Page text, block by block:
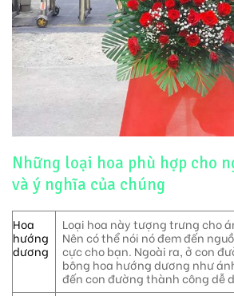
Những loại hoa phù hợp cho
và ý nghĩa của chúng
Hoa
hướng
dương
Loại hoa này tượng trưng cho
Nên có thể nói nó đem đến
cực cho bạn. Ngoài ra, ở con
bông hoa hướng dương như
đến con đường thành công dễ